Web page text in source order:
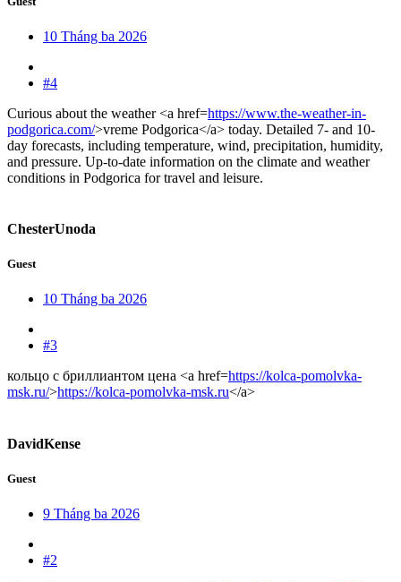
10 Tháng ba 2026
#4
Curious about the weather <a href=https://www.the-weather-in-
podgorica.com/>vreme Podgorica</a> today. Detailed 7- and 10-
day forecasts, including temperature, wind, precipitation, humidity,
and pressure. Up-to-date information on the climate and weather
conditions in Podgorica for travel and leisure.
ChesterUnoda
Guest
10 Tháng ba 2026
#3
кольцо с бриллиантом цена <a href=https://kolca-pomolvka-
msk.ru/>https://kolca-pomolvka-msk.ru</a>
DavidKense
Guest
9 Tháng ba 2026
#2